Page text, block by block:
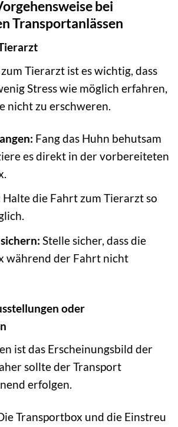
bei
Transportanlässen
Tierarzt ist es wichtig, dass
Stress wie möglich erfahren,
nicht zu erschweren.
Fang das Huhn behutsam
es direkt in der vorbereiteten
Halte die Fahrt zum Tierarzt so
Stelle sicher, dass die
während der Fahrt nicht
oder
ist das Erscheinungsbild der
sollte der Transport
erfolgen.
Transportbox und die Einstreu